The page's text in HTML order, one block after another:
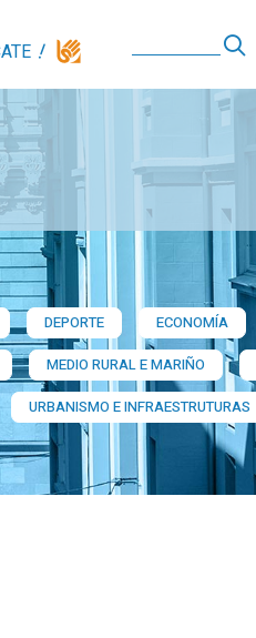
DEPORTE ECONOMÍA
MEDIO RURAL E MARIÑO
URBANISMO E INFRAESTRUTURAS